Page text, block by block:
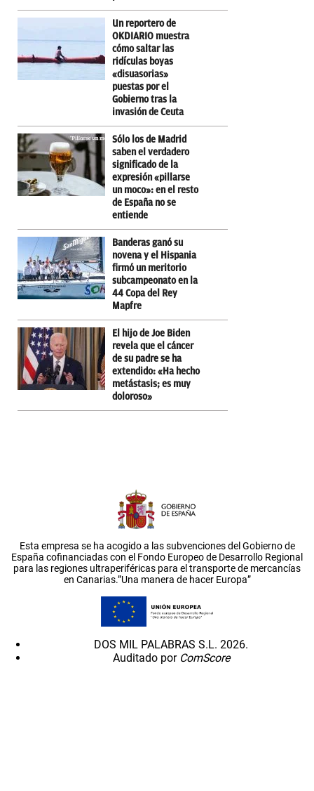
Un reportero de
OKDIARIO muestra
cómo saltar las
ridículas boyas
«disuasorias»
puestas por el
Gobierno tras la
invasión de Ceuta
Sólo los de Madrid
saben el verdadero
significado de la
expresión «pillarse
un moco»: en el resto
de España no se
entiende
Banderas ganó su
novena y el Hispania
firmó un meritorio
subcampeonato en la
44 Copa del Rey
Mapfre
El hijo de Joe Biden
revela que el cáncer
de su padre se ha
extendido: «Ha hecho
metástasis; es muy
doloroso»
Esta empresa se ha acogido a las subvenciones del Gobierno de
España cofinanciadas con el Fondo Europeo de Desarrollo Regional
para las regiones ultraperiféricas para el transporte de mercancías
en Canarias.”Una manera de hacer Europa”
DOS MIL PALABRAS S.L. 2026.
Auditado por ComScore